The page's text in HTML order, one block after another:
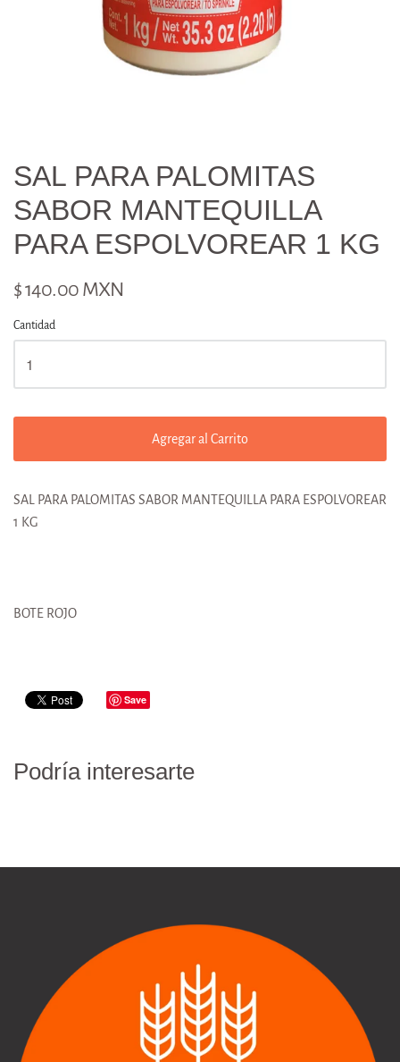
SAL PARA PALOMITAS
SABOR MANTEQUILLA
PARA ESPOLVOREAR 1 KG
$ 140.00 MXN
Cantidad
Agregar al Carrito
SAL PARA PALOMITAS SABOR MANTEQUILLA PARA ESPOLVOREAR
1 KG
BOTE ROJO
Save
Podría interesarte